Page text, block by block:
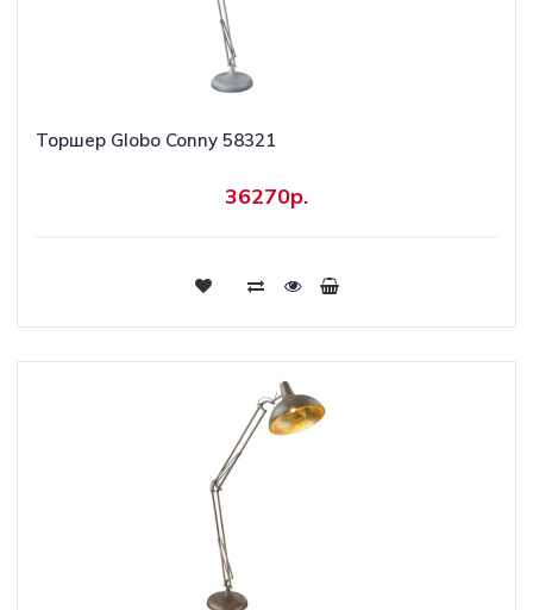
Торшер Globo Conny 58321
36270р.
Купить